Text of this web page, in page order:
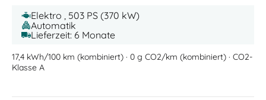
Elektro , 503 PS (370 kW)
Automatik
Lieferzeit: 6 Monate
17,4 kWh/100 km (kombiniert) · 0 g CO2/km (kombiniert) · CO2-
Klasse A